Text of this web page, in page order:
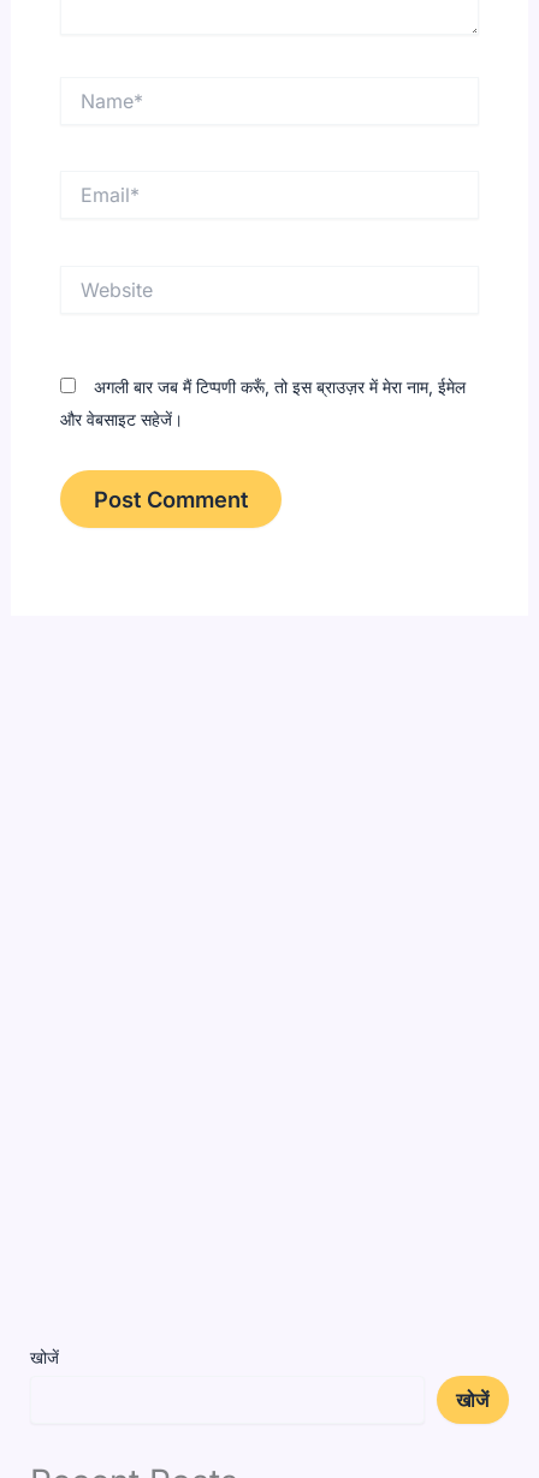
अगली बार जब मैं टिप्पणी करूँ, तो इस ब्राउज़र में मेरा नाम, ईमेल
और वेबसाइट सहेजें।
खोजें
खोजें